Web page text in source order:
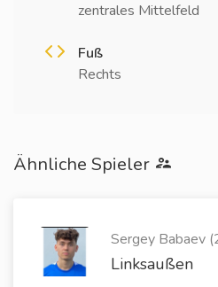
zentrales Mittelfeld
Fuß
Rechts
Ähnliche Spieler
Sergey Babaev
Linksaußen